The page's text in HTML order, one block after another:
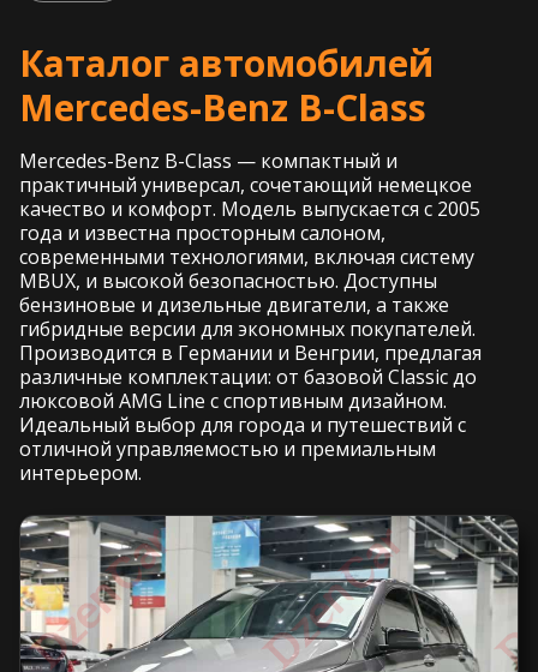
Каталог автомобилей
Mercedes-Benz B-Class
Mercedes-Benz B-Class — компактный и
практичный универсал, сочетающий немецкое
качество и комфорт. Модель выпускается с 2005
года и известна просторным салоном,
современными технологиями, включая систему
MBUX, и высокой безопасностью. Доступны
бензиновые и дизельные двигатели, а также
гибридные версии для экономных покупателей.
Производится в Германии и Венгрии, предлагая
различные комплектации: от базовой Classic до
люксовой AMG Line с спортивным дизайном.
Идеальный выбор для города и путешествий с
отличной управляемостью и премиальным
интерьером.